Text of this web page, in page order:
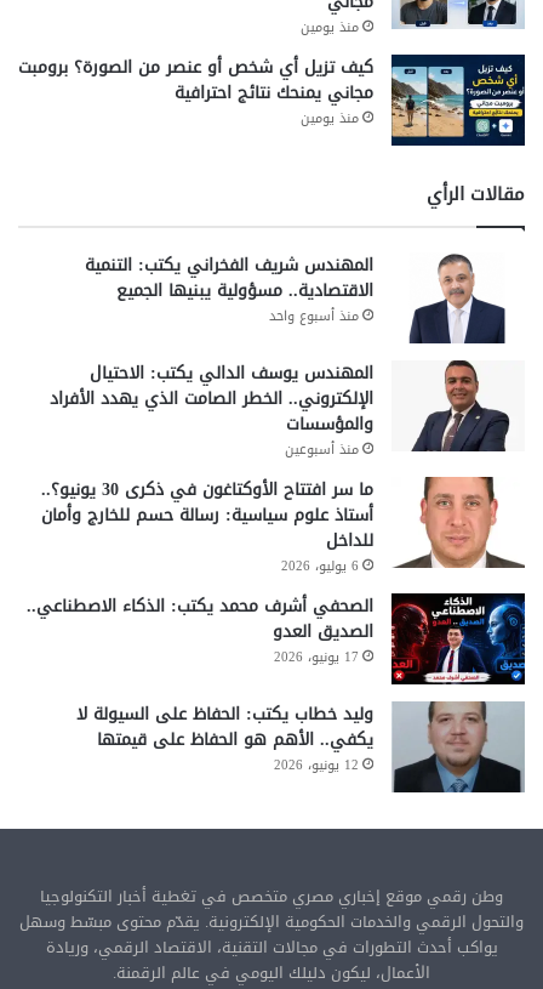
منذ يومين
كيف تزيل أي شخص أو عنصر من الصورة؟ برومبت
مجاني يمنحك نتائج احترافية
منذ يومين
مقالات الرأي
المهندس شريف الفخراني يكتب: التنمية
الاقتصادية.. مسؤولية يبنيها الجميع
منذ أسبوع واحد
المهندس يوسف الدالي يكتب: الاحتيال
الإلكتروني.. الخطر الصامت الذي يهدد الأفراد
والمؤسسات
منذ أسبوعين
ما سر افتتاح الأوكتاغون في ذكرى 30 يونيو؟..
أستاذ علوم سياسية: رسالة حسم للخارج وأمان
للداخل
6 يوليو، 2026
الصحفي أشرف محمد يكتب: الذكاء الاصطناعي..
الصديق العدو
17 يونيو، 2026
وليد خطاب يكتب: الحفاظ على السيولة لا
يكفي.. الأهم هو الحفاظ على قيمتها
12 يونيو، 2026
وطن رقمي موقع إخباري مصري متخصص في تغطية أخبار التكنولوجيا
والتحول الرقمي والخدمات الحكومية الإلكترونية. يقدّم محتوى مبسّط وسهل
يواكب أحدث التطورات في مجالات التقنية، الاقتصاد الرقمي، وريادة
الأعمال، ليكون دليلك اليومي في عالم الرقمنة.